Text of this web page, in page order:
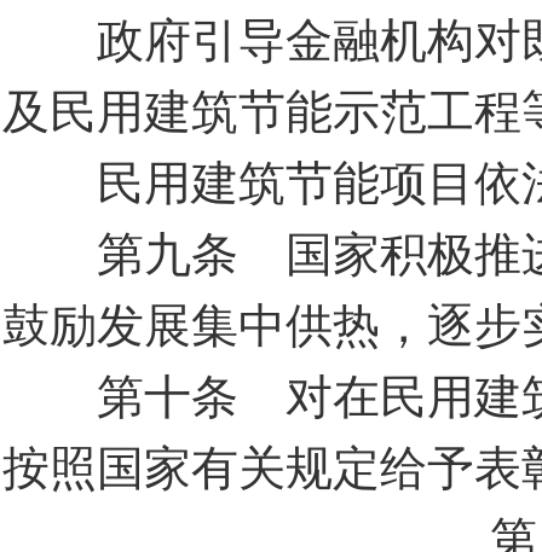
政府引导金融机构对
及民用建筑节能示范工
民用建筑节能项目依
第九条 国家积极推进
鼓励发展集中供热，逐
第十条 对在民用建筑
按照国家有关规定给予表